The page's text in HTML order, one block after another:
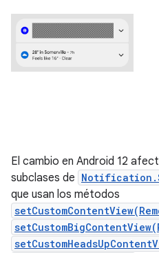
El cambio en Android 12
subclases de
que usan los métodos